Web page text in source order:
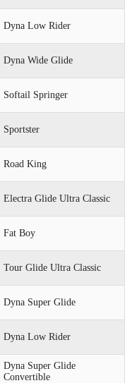
Dyna Low Rider
Dyna Wide Glide
Softail Springer
Sportster
Road King
Electra Glide Ultra Classic
Fat Boy
Tour Glide Ultra Classic
Dyna Super Glide
Dyna Low Rider
Dyna Super Glide
Convertible